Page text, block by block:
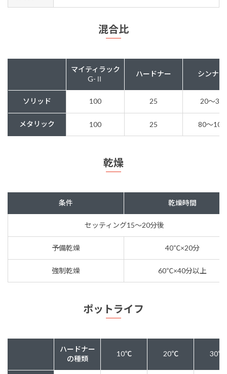
混合比
マイティラック
G-Ⅱ
ハードナー シンナー
ソリッド 100 25 20〜30
メタリック 100 25 80～100
乾燥
条件 乾燥時間
セッティング15～20分後
予備乾燥 40℃×20分
強制乾燥 60℃×40分以上
ポットライフ
ハードナー
の種類
10℃ 20℃ 30℃